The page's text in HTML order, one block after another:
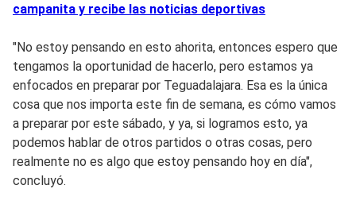
campanita y recibe las noticias deportivas
"No estoy pensando en esto ahorita, entonces espero que
tengamos la oportunidad de hacerlo, pero estamos ya
enfocados en preparar por Teguadalajara. Esa es la única
cosa que nos importa este fin de semana, es cómo vamos
a preparar por este sábado, y ya, si logramos esto, ya
podemos hablar de otros partidos o otras cosas, pero
realmente no es algo que estoy pensando hoy en día",
concluyó.